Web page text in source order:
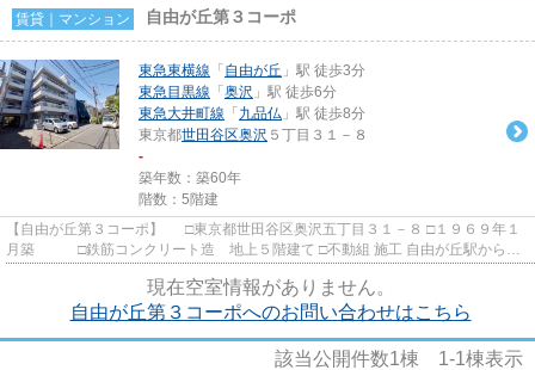
賃貸｜マンション 自由が丘第３コーポ
東急東横線 「 自由が丘 」駅 徒歩3分
東急目黒線 「 奥沢 」駅 徒歩6分
東急大井町線 「 九品仏 」駅 徒歩8分
東京都世田谷区奥沢 ５丁目３１－８
-
築年数：築60年
階数：5階建
【自由が丘第３コーポ】 □東京都世田谷区奥沢五丁目３１－８ □１９６９年１
月築 □鉄筋コンクリート造 地上５階建て □不動組 施工 自由が丘駅から徒
現在空室情報がありません。
自由が丘第３コーポへのお問い合わせはこちら
該当公開件数1棟 1-1棟表示